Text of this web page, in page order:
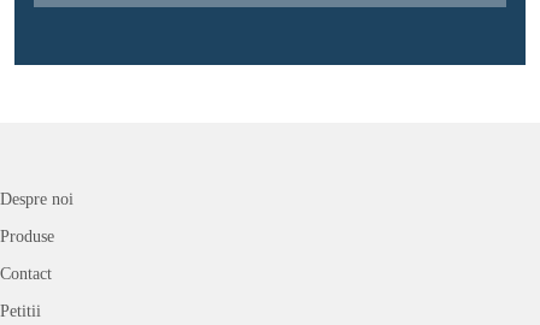
Despre noi
Produse
Contact
Petitii